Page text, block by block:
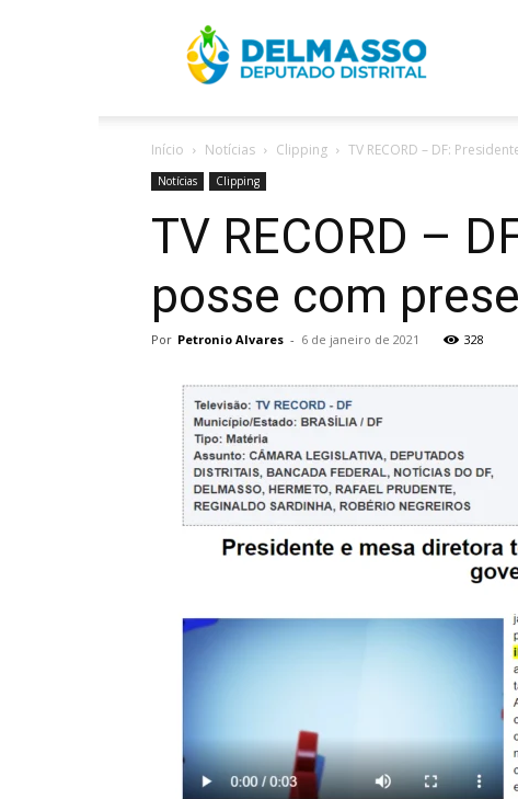
Início Notícias Clipping TV RECORD – DF:
Notícias Clipping
TV RECORD –
posse com
Por Petronio Alvares - 6 de janeiro de 2021 328